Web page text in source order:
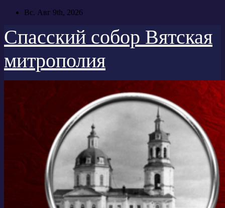
Перейти
содержимому
Вс. Авг 9th, 2026
Спасский собор Вятская
митрополия